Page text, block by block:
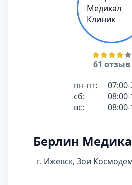
61 отзыв
пн-пт:
сб:
вс:
Берлин
г. Ижевск, Зои